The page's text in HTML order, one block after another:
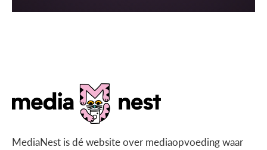
maken én gebruiken. Maar wat is dat dan, een
MediaNest is dé website over mediaopvoeding waar